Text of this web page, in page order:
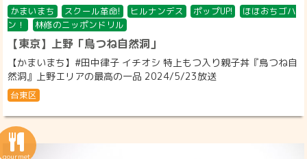
かまいまち スクール革命! ヒルナンデス ポップUP!
ほほおちゴハ
ン！
林修のニッポンドリル
【東京】上野「鳥つね自然洞」
【かまいまち】#田中律子 イチオシ 特上もつ入り親子丼『鳥つね自
然洞』上野エリアの最高の一品 2024/5/23放送
台東区